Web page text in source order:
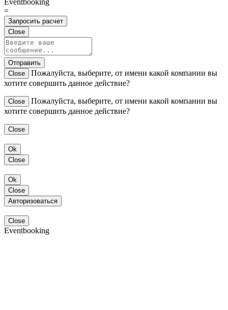
Eventbooking
=
Запросить расчет
Close
Отправить
Close
Пожалуйста, выберите, от имени какой компании вы
хотите совершить данное действие?
Close
Пожалуйста, выберите, от имени какой компании вы
хотите совершить данное действие?
Close
Ok
Close
Ok
Close
Авторизоваться
Close
Eventbooking